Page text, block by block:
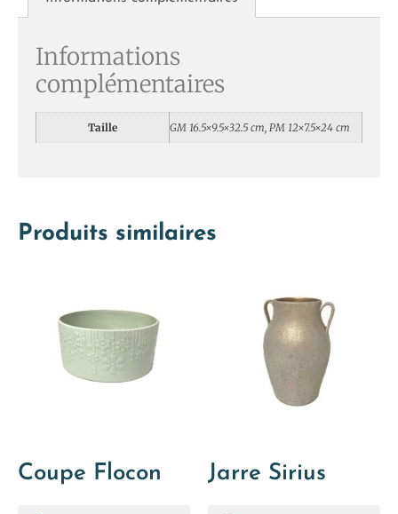
Produits similaires
Coupe Flocon Jarre Sirius
Informations
complémentaires
Taille GM 16.5×9.5×32.5 cm, PM 12×7.5×24 cm